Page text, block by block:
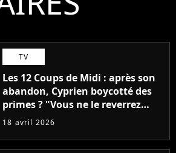
TV
Les 12 Coups de Midi : après son
abandon, Cyprien boycotté des
primes ? "Vous ne le reverrez
plus"
18 avril 2026